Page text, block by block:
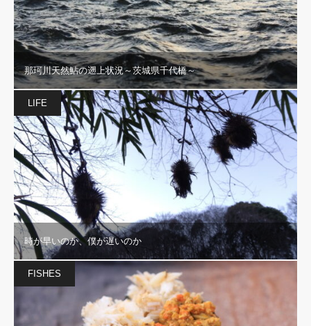
那珂川天然鮎の遡上状況～茨城県千代橋～
LIFE
時が早いのか、僕が遅いのか
FISHES